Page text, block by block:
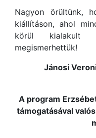
Nagyon örültünk,
kiállításon, ahol
körül kialakult
megismerhettük!
Jánosi
A program
támogatásával